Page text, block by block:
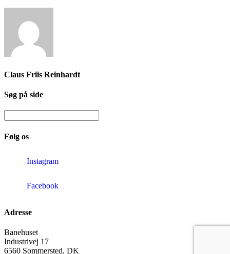
Claus Friis Reinhardt
Søg på side
Følg os
Instagram
Facebook
Adresse
Banehuset
Industrivej 17
6560 Sommersted, DK